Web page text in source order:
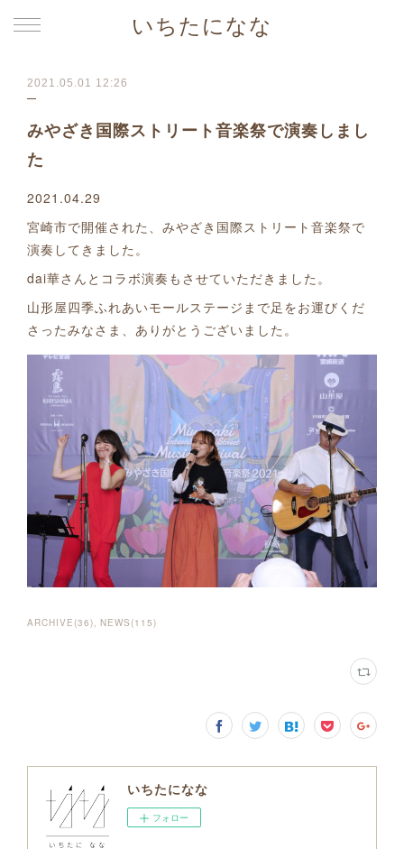
いちたになな
2021.05.01 12:26
みやざき国際ストリート音楽祭で演奏しまし
た
2021.04.29
宮崎市で開催された、みやざき国際ストリート音楽祭で
演奏してきました。
dai華さんとコラボ演奏もさせていただきました。
山形屋四季ふれあいモールステージまで足をお運びくだ
さったみなさま、ありがとうございました。
ARCHIVE (36) NEWS (115)
いちたになな
フォロー